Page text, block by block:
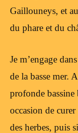
Gaillouneys, et
du phare et du
Je m’engage
de la basse mer.
profonde bassine
occasion de
des herbes, puis